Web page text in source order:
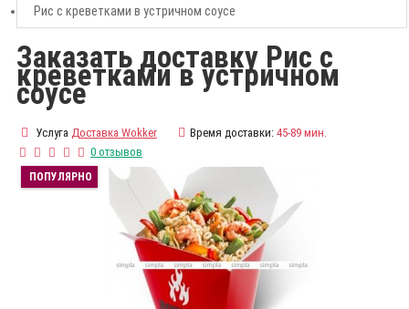
Рис с креветками в устричном соусе
Заказать доставку Рис с
креветками в устричном
соусе
Услуга Доставка Wokker Время доставки: 45-89 мин.
0 отзывов
ПОПУЛЯРНО